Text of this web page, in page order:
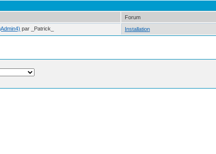
Forum
par _Patrick_ Installation